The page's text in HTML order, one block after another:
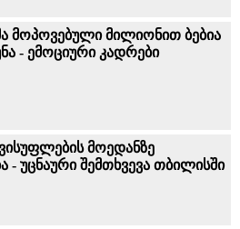
მოპოვებული მილიონით ბებია
- ემოციური კადრები
მოედანზე
უცნაური შემთხვევა თბილისში